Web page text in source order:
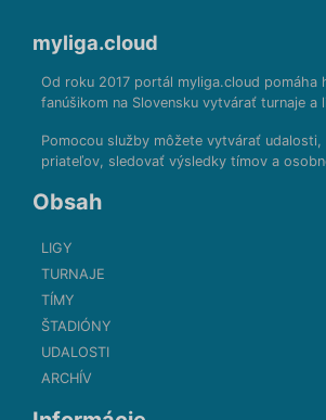
myliga.cloud
Od roku 2017 portál myliga.cloud pomáha
fanúšikom na Slovensku vytvárať turnaje a
Pomocou služby môžete vytvárať
priateľov, sledovať výsledky tímov a
Obsah
LIGY
TURNAJE
TÍMY
ŠTADIÓNY
UDALOSTI
ARCHÍV